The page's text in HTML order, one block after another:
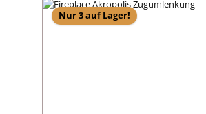
Nur 3 auf Lager!